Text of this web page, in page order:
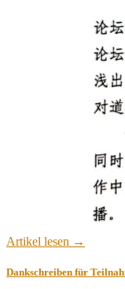
Artikel lesen →
Dankschreiben für